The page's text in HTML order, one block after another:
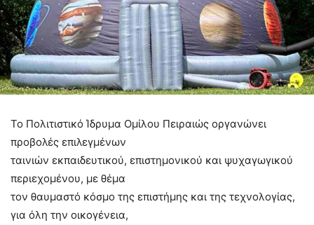
Το Πολιτιστικό Ίδρυμα Ομίλου Πειραιώς οργανώνει
προβολές επιλεγμένων
ταινιών εκπαιδευτικού, επιστημονικού και ψυχαγωγικού
περιεχομένου, με θέμα
τον θαυμαστό κόσμο της επιστήμης και της τεχνολογίας,
για όλη την οικογένεια,